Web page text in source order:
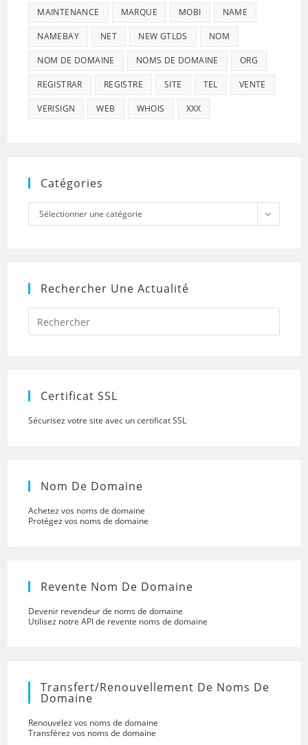
MAINTENANCE MARQUE MOBI NAME
NAMEBAY NET NEW GTLDS NOM
NOM DE DOMAINE NOMS DE DOMAINE ORG
REGISTRAR REGISTRE SITE TEL VENTE
VERISIGN WEB WHOIS XXX
Catégories
Catégories
Sélectionner une catégorie
Rechercher Une Actualité
Press
to
Certificat SSL
Sécurisez votre site avec un certificat SSL
Nom De Domaine
Achetez vos noms de domaine
Protégez vos noms de domaine
Revente Nom De Domaine
Devenir revendeur de noms de domaine
Utilisez notre API de revente noms de domaine
Transfert/renouvellement De Noms De
Domaine
Renouvelez vos noms de domaine
Transférez vos noms de domaine